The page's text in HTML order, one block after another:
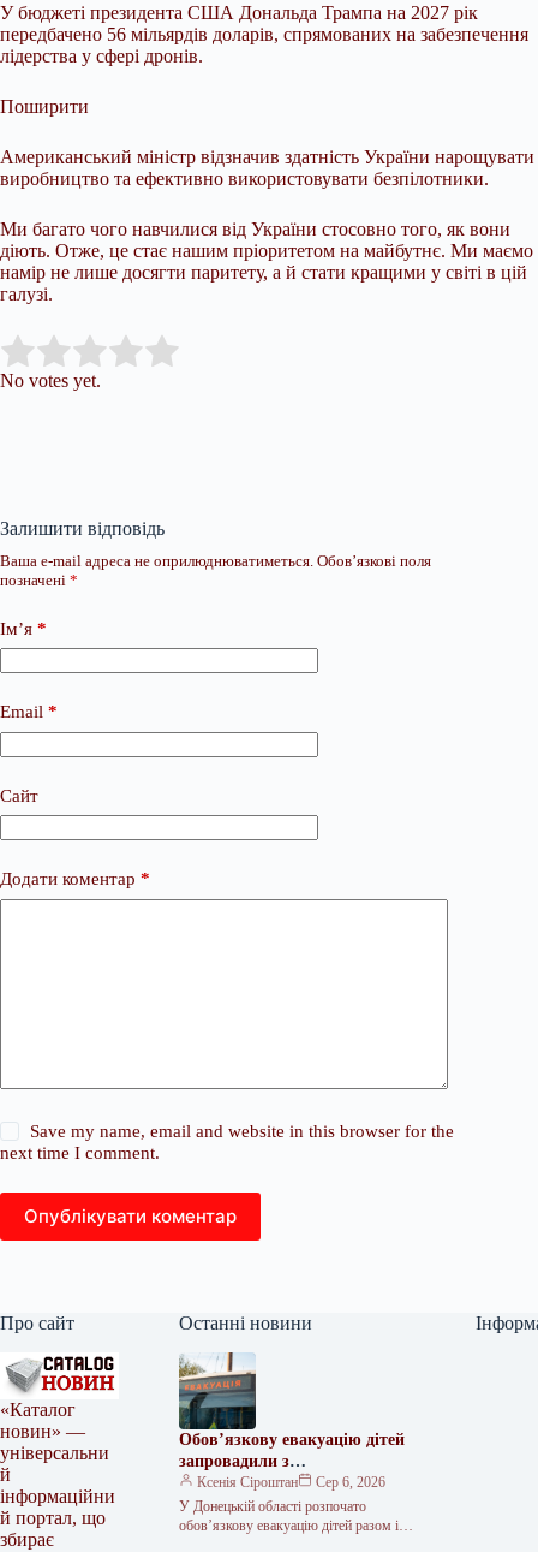
У бюджеті президента США Дональда Трампа на 2027 рік
передбачено 56 мільярдів доларів, спрямованих на забезпечення
лідерства у сфері дронів.
Поширити
Американський міністр відзначив здатність України нарощувати
виробництво та ефективно використовувати безпілотники.
Ми багато чого навчилися від України стосовно того, як вони
діють. Отже, це стає нашим пріоритетом на майбутнє. Ми маємо
намір не лише досягти паритету, а й стати кращими у світі в цій
галузі.
Rate this item:
No votes yet.
Залишити відповідь
Ваша e-mail адреса не оприлюднюватиметься. Обов’язкові поля
позначені *
Ім’я *
Email *
Сайт
Додати коментар *
Save my name, email and website in this browser for the
next time I comment.
Опублікувати коментар
Про сайт
«Каталог
новин» —
універсальни
й
інформаційни
й портал, що
збирає
Останні новини
Обов’язкову евакуацію дітей
запровадили з
найнебезпечніших зон
Краматорська та двох сусідніх
селищ.
Ксенія Сіроштан
Сер 6, 2026
У Донецькій області розпочато
обов’язкову евакуацію дітей разом із